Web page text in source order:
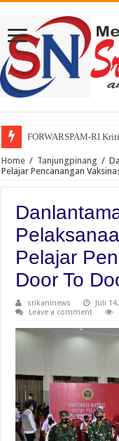
FORWARSPAM-RI
Home / Tanjungpinang /
Pelajar Pencanangan
Pelajar
Door To
srikaninews Juli
Leave a comment